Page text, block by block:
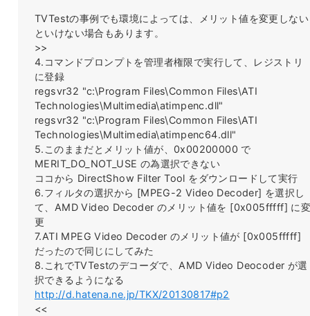
TVTestの事例でも環境によっては、メリット値を変更しない
といけない場合もあります。
>>
4.コマンドプロンプトを管理者権限で実行して、レジストリ
に登録
regsvr32 "c:\Program Files\Common Files\ATI
Technologies\Multimedia\atimpenc.dll"
regsvr32 "c:\Program Files\Common Files\ATI
Technologies\Multimedia\atimpenc64.dll"
5.このままだとメリット値が、0x00200000 で
MERIT_DO_NOT_USE の為選択できない
ココから DirectShow Filter Tool をダウンロードして実行
6.フィルタの選択から [MPEG-2 Video Decoder] を選択し
て、AMD Video Decoder のメリット値を [0x005fffff] に
更
7.ATI MPEG Video Decoder のメリット値が [0x005fffff]
だったので同じにしてみた
8.これでTVTestのデコーダで、AMD Video Deocoder が選
択できるようになる
http://d.hatena.ne.jp/TKX/20130817#p2
<<